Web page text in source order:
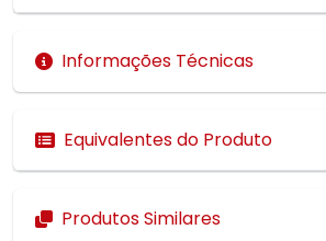
Informações Técnicas
Equivalentes do Produto
Produtos Similares